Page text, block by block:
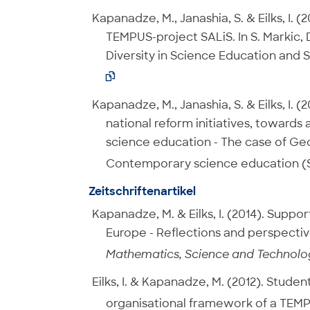
Kapanadze, M., Janashia, S. & Eilks,
TEMPUS-project SALiS. In S.
Diversity in Science Education and

Kapanadze, M., Janashia, S. & Eilks,
national reform initiatives,
science education - The case of
Contemporary science education
Zeitschriftenartikel
Kapanadze, M. & Eilks, I. (2014).
Europe - Reflections and
Mathematics, Science and
Eilks, I. & Kapanadze, M. (2012).
organisational framework of a